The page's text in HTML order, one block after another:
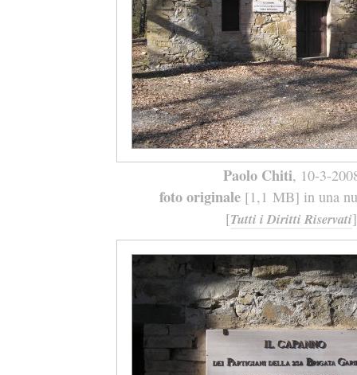
Paolo Chiti, 10-3-
foto originale[1,1 MB] in una
[Tutti i Diritti Riservati]